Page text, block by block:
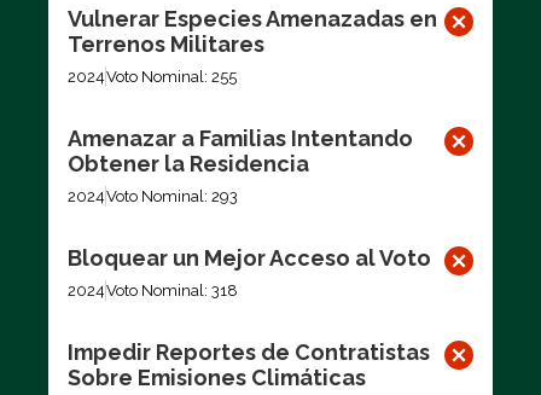
Vulnerar Especies Amenazadas en
Terrenos Militares
2024Voto Nominal: 255
Amenazar a Familias Intentando
Obtener la Residencia
2024Voto Nominal: 293
Bloquear un Mejor Acceso al Voto
2024Voto Nominal: 318
Impedir Reportes de Contratistas
Sobre Emisiones Climáticas